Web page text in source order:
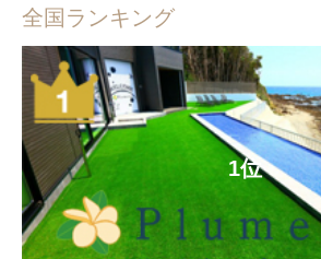
全国ランキング
1位